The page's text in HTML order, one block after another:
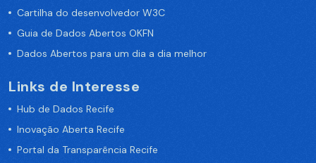
Cartilha do desenvolvedor W3C
Guia de Dados Abertos OKFN
Dados Abertos para um dia a dia melhor
Links de Interesse
Hub de Dados Recife
Inovação Aberta Recife
Portal da Transparência Recife